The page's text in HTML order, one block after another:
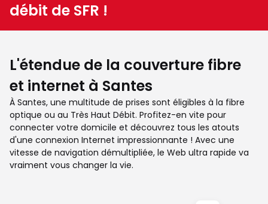
débit de SFR !
L'étendue de la couverture fibre
et internet à Santes
À Santes, une multitude de prises sont éligibles à la fibre
optique ou au Très Haut Débit. Profitez-en vite pour
connecter votre domicile et découvrez tous les atouts
d'une connexion Internet impressionnante ! Avec une
vitesse de navigation démultipliée, le Web ultra rapide va
vraiment vous changer la vie.